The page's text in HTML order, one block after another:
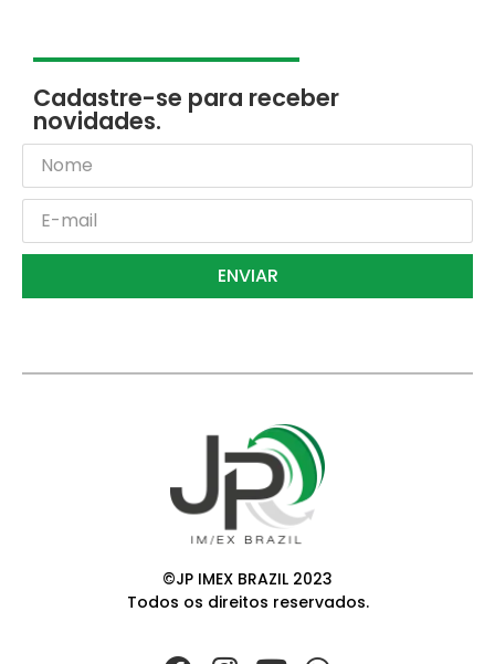
Cadastre-se para receber
novidades.
ENVIAR
©JP IMEX BRAZIL 2023
Todos os direitos reservados.